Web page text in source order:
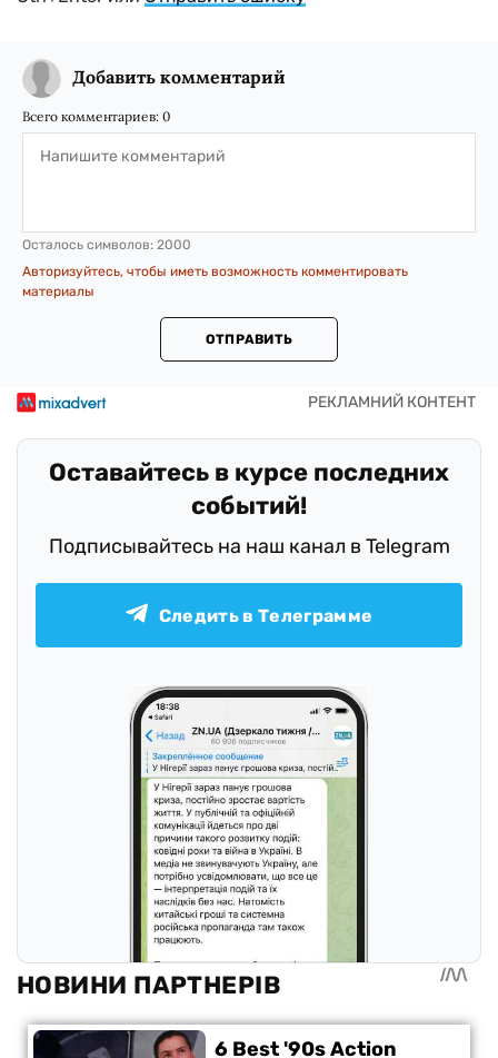
Добавить комментарий
Всего комментариев: 0
Осталось символов: 2000
Авторизуйтесь, чтобы иметь возможность комментировать
материалы
ОТПРАВИТЬ
Оставайтесь в курсе последних
событий!
Подписывайтесь на наш канал в Telegram
Следить в Телеграмме